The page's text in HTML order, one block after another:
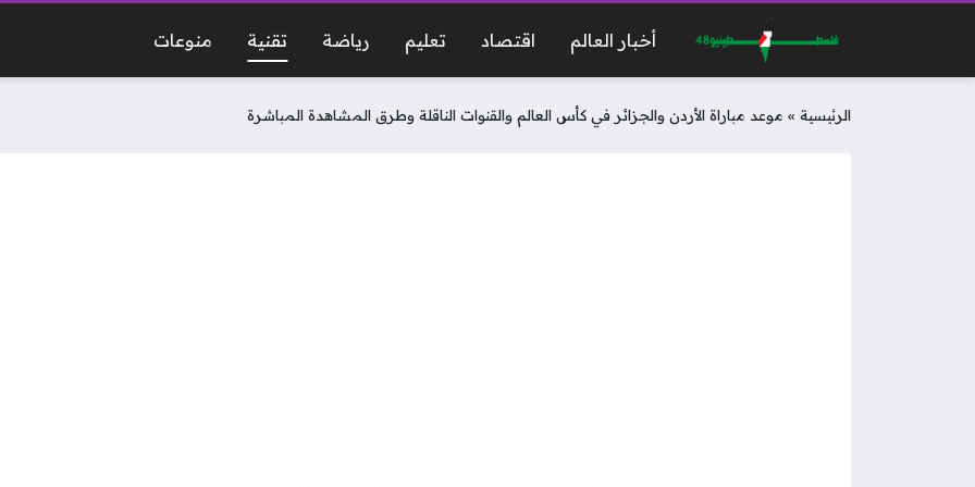
أخبار العالم اقتصاد تعليم رياضة تقنية منوعات
الرئيسية » موعد مباراة الأردن والجزائر في كأس العالم والقنوات الناقلة وطرق المشاهدة المباشرة